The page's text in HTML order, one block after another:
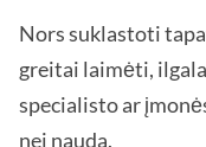
Nors suklastoti
greitai laimėti,
specialisto ar
nei nauda.